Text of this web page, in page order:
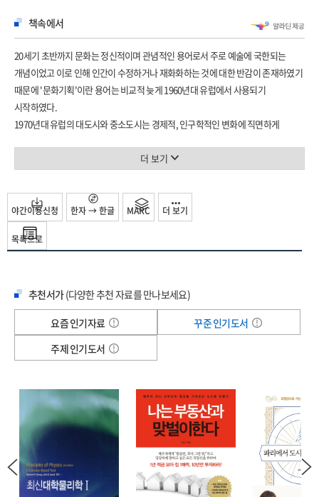
2. 다양한 도시 형태
3. 도시경관
81
IV. 도시재생 _ 85
1. 개념과 전략
2. 젠트리피케이션(gentrication)
………………………………………………………………………… 91
3. 도시재개발, 재건축, 리모델링
……………………………………………………… 93
1. 지역개발의 정의
99
2. 지역개발의 발전전략
103
3. 지역개발과 지역사회개발, 지역경제개발, 사회개발, 농촌개발 비교 ……………
109
4. 지역과 문화기획
………………………………………………………………………… 113
VI. 지역문화자원개발의 유형 _ 117
책속에서
20세기 초반까지 문화는 정신적이며 관념적인 용어로서 주로 예술에 국한되는
개념이었고 이로 인해 인간이 수정하거나 재화화하는 것에 대한 반감이 존재하였기
때문에 '문화기획'이란 용어는 비교적 늦게 1960년대 유럽에서 사용되기
시작하였다.
1970년대 유럽의 대도시와 중소도시는 경제적, 인구학적인 변화에 직면하게
일환으로 문화기획에 대한 관심이 높아지게 되었다. 문화와 문화 활동을 인간과
현재 전 세계 커뮤니티들은 활발한 문화기획을 통해 문화발전을 도모하고 있다.
문화기획은 지자체가 문화자원을 발굴하여 지역사회의 발전을 성취하는 데 어떤
방식으로 도움을 줄 수 있을지 전략적으로 도움을 주는 포괄적인 커뮤니티 컨설팅
및 결정의 과정이다. 문화기획 과정에서 커뮤니티의 문화자원을 지자체의 다양한
간주하고 이 자산들이 커뮤니티에 가져오는 다양한 혜택을 고려한다. 문화를 유럽
중심의 고급문화에 국한하기보다는 포괄적으로 이해함으로써 지역에 산재하고
있는 유 "E 무형 생활문화자원을 비롯한 지역문화자원의 활용을 활성화한다.
더 보기
목록으로
야간이용신청 한자 → 한글 MARC 더 보기
추천서가(다양한 추천 자료를 만나보세요)
요즘 인기자료
꾸준 인기도서
주제 인기도서